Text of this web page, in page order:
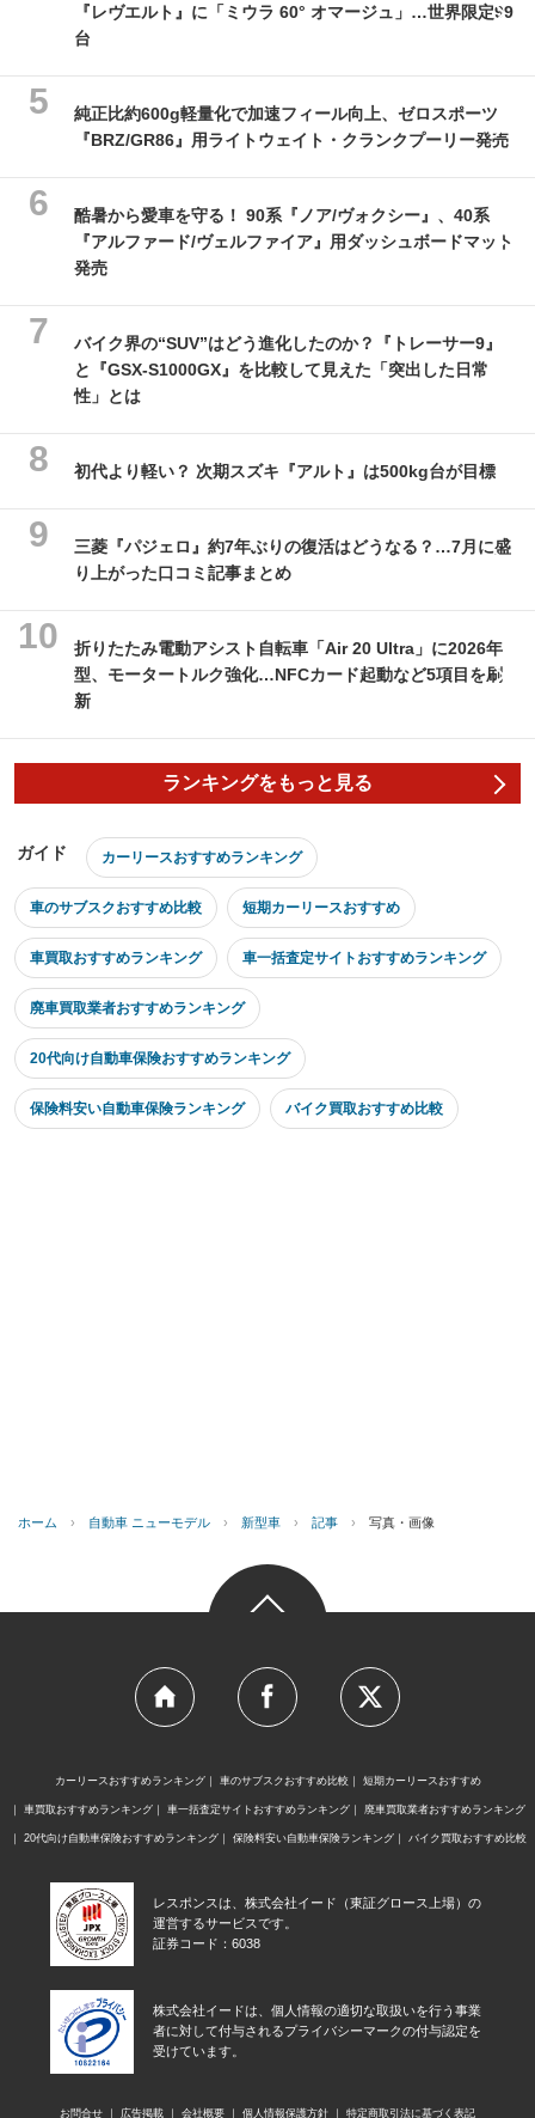
『レヴエルト』に「ミウラ 60° オマージュ」…世界限定99
台
純正比約600g軽量化で加速フィール向上、ゼロスポーツ
『BRZ/GR86』用ライトウェイト・クランクプーリー発売
酷暑から愛車を守る！ 90系『ノア/ヴォクシー』、40系
『アルファード/ヴェルファイア』用ダッシュボードマット
発売
バイク界の“SUV”はどう進化したのか？『トレーサー9』
と『GSX-S1000GX』を比較して見えた「突出した日常
性」とは
初代より軽い？ 次期スズキ『アルト』は500kg台が目標
三菱『パジェロ』約7年ぶりの復活はどうなる？…7月に盛
り上がった口コミ記事まとめ
折りたたみ電動アシスト自転車「Air 20 Ultra」に2026年
型、モータートルク強化…NFCカード起動など5項目を刷
新
ランキングをもっと見る
ガイド カーリースおすすめランキング
車のサブスクおすすめ比較 短期カーリースおすすめ
車買取おすすめランキング 車一括査定サイトおすすめランキング
廃車買取業者おすすめランキング
20代向け自動車保険おすすめランキング
保険料安い自動車保険ランキング バイク買取おすすめ比較
ホーム › 自動車 ニューモデル › 新型車 › 記事 › 写真・画像
カーリースおすすめランキング 車のサブスクおすすめ比較 短期カーリースおすすめ
車買取おすすめランキング 車一括査定サイトおすすめランキング 廃車買取業者おすすめランキング
20代向け自動車保険おすすめランキング 保険料安い自動車保険ランキング バイク買取おすすめ比較
レスポンスは、株式会社イード（東証グロース上場）の
運営するサービスです。
証券コード：6038
株式会社イードは、個人情報の適切な取扱いを行う事業
者に対して付与されるプライバシーマークの付与認定を
受けています。
お問合せ 広告掲載 会社概要 個人情報保護方針 特定商取引法に基づく表記